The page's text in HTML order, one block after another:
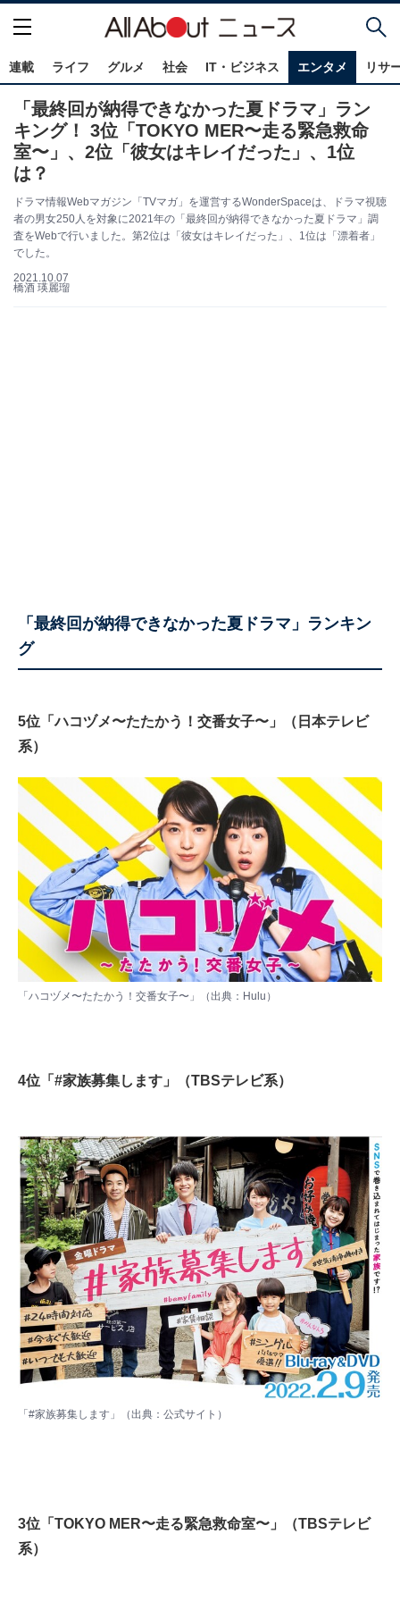
連載 ライフ グルメ 社会 IT・ビジネス エンタメ リサ
「最終回が納得できなかった夏ドラマ」ラン
キング！ 3位「TOKYO MER〜走る緊急救命
室〜」、2位「彼女はキレイだった」、1位
は？
ドラマ情報Webマガジン「TVマガ」を運営するWonderSpaceは、ドラマ視聴
者の男女250人を対象に2021年の「最終回が納得できなかった夏ドラマ」調
査をWebで行いました。第2位は「彼女はキレイだった」、1位は「漂着者」
でした。
2021.10.07
橋酒 瑛麗瑠
「最終回が納得できなかった夏ドラマ」ランキン
グ
5位「ハコヅメ〜たたかう！交番女子〜」（日本テレビ
系）
「ハコヅメ〜たたかう！交番女子〜」（出典： Hulu ）
4位「#家族募集します」（TBSテレビ系）
「#家族募集します」（出典： 公式サイト ）
3位「TOKYO MER〜走る緊急救命室〜」（TBSテレビ
系）